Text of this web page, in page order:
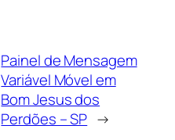
Painel de Mensagem
Variável Móvel em
Bom Jesus dos
Perdões – SP →